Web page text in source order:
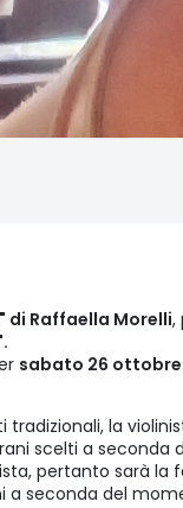
di Raffaella Morelli,
sabato 26 ottobre
tradizionali, la
scelti a
pertanto sarà la
a seconda del